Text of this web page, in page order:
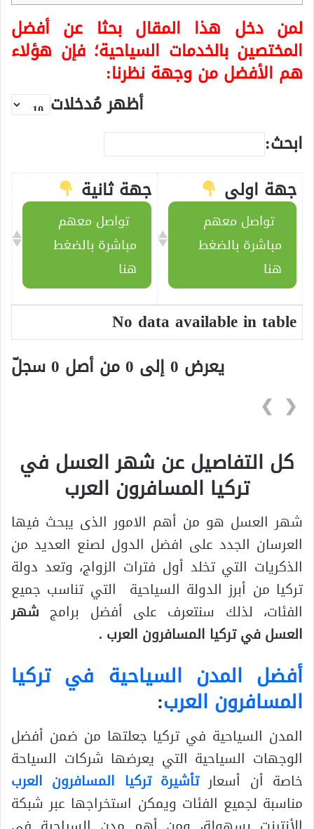
لمن دخل هذا المقال بحثا عن أفضل
المختصين بالخدمات السياحية؛ فإن هؤلاء
هم الأفضل من وجهة نظرنا:
أظهر مُدخلات
ابحث:
جهة اولى
تواصل معهم
مباشرة بالضغط
هنا
جهة ثانية
تواصل معهم
مباشرة بالضغط
هنا
No data available in table
يعرض 0 إلى 0 من أصل 0 سجلّ
❮
❯
كل التفاصيل عن شهر العسل في
تركيا المسافرون العرب
شهر العسل هو من أهم الامور الذى يبحث فيها
العرسان الجدد على افضل الدول لصنع العديد من
الذكريات التي تخلد أول فترات الزواج، وتعد دولة
تركيا من أبرز الدولة السياحية التي تناسب جميع
الفئات، لذلك سنتعرف على أفضل برامج شهر
العسل في تركيا المسافرون العرب .
أفضل المدن السياحية في تركيا
المسافرون العرب:
المدن السياحية في تركيا جعلتها من ضمن أفضل
الوجهات السياحية التي يعرضها شركات السياحة
خاصة أن أسعارتأشيرة تركيا المسافرون العرب
مناسبة لجميع الفئات ويمكن استخراجها عبر شبكة